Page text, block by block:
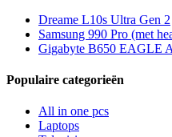
Dreame L10s Ultra Gen 2
Samsung 990 Pro (met
Gigabyte B650 EAGLE
Populaire categorieën
All in one pcs
Laptops